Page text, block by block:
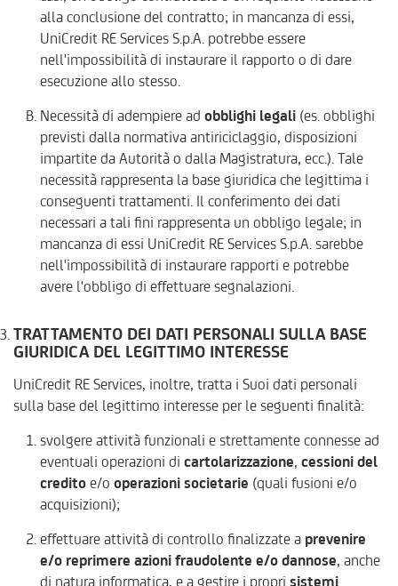
alla conclusione del contratto; in mancanza di essi,
UniCredit RE Services S.p.A. potrebbe essere
nell'impossibilità di instaurare il rapporto o di dare
esecuzione allo stesso.
Necessità di adempiere ad obblighi legali (es. obblighi
previsti dalla normativa antiriciclaggio, disposizioni
impartite da Autorità o dalla Magistratura, ecc.). Tale
necessità rappresenta la base giuridica che legittima i
conseguenti trattamenti. Il conferimento dei dati
necessari a tali fini rappresenta un obbligo legale; in
mancanza di essi UniCredit RE Services S.p.A. sarebbe
nell'impossibilità di instaurare rapporti e potrebbe
avere l'obbligo di effettuare segnalazioni.
TRATTAMENTO DEI DATI PERSONALI SULLA BASE
GIURIDICA DEL LEGITTIMO INTERESSE
UniCredit RE Services, inoltre, tratta i Suoi dati personali
sulla base del legittimo interesse per le seguenti finalità:
svolgere attività funzionali e strettamente connesse ad
eventuali operazioni di cartolarizzazione, cessioni del
credito e/o operazioni societarie (quali fusioni e/o
acquisizioni);
effettuare attività di controllo finalizzate a prevenire
e/o reprimere azioni fraudolente e/o dannose, anche
di natura informatica, e a gestire i propri sistemi